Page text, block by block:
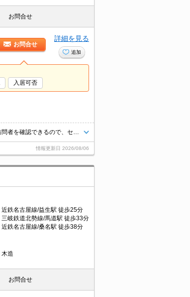
お問合せ
お問合せ
詳細を見る
追加
入居可否
情報更新日 2026/08/06
近鉄名古屋線/益生駅 徒歩25分
三岐鉄道北勢線/馬道駅 徒歩33分
近鉄名古屋線/桑名駅 徒歩38分
木造
お問合せ